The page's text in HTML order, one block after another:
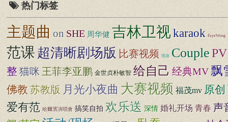
热门标签
主题曲 on SHE 周华健 吉林卫视karaok FayeWong
范课超清晰剧场版 比赛视频 现场 CouplePV
整猫咪 王菲李亚鹏 金世贞朴敏智 给自己 经典MV 飘
佛教苏教版 月光小夜曲 大赛视频 福茂mv 原创
爱有范 哈爾濱演唱會 搞笑自拍 欢乐送 深情 婚礼开场 青春 声